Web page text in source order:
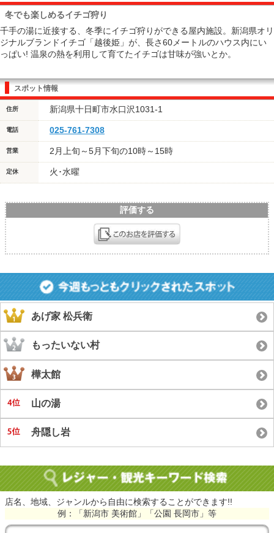
冬でも楽しめるイチゴ狩り
千手の湯に近接する、冬季にイチゴ狩りができる屋内施設。新潟県オリ
ジナルブランドイチゴ「越後姫」が、長さ60メートルのハウス内にい
っぱい! 温泉の熱を利用して育てたイチゴは甘味が強いとか。
スポット情報
住所 新潟県十日町市水口沢1031-1
電話 025-761-7308
営業 2月上旬～5月下旬の10時～15時
定休 火･水曜
評価する
あげ家 松兵衛
もったいない村
樺太館
山の湯
舟隠し岩
店名、地域、ジャンルから自由に検索することができます!!
例：「新潟市 美術館」「公園 長岡市」等